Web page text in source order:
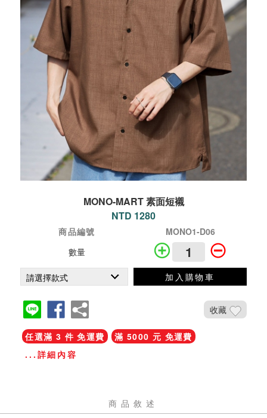
MONO-MART 素面短襯
NTD 1280
商品編號
MONO1-D06
數量
加入購物車
收藏
任選滿 3 件 免運費
滿 5000 元 免運費
...詳細內容
商品敘述